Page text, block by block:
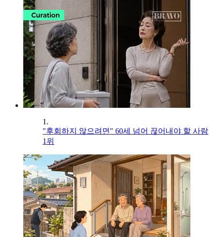
1.
"후회하지 않으려면" 60세 넘어 끊어내야 할 사람
1위